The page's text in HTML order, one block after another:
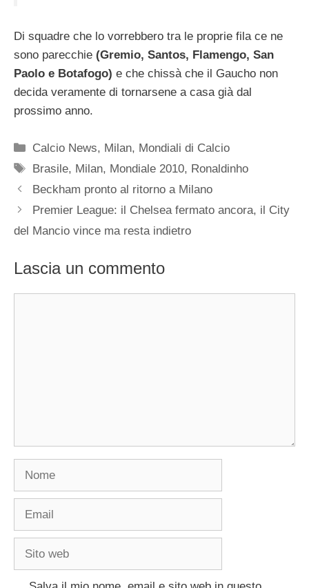
Di squadre che lo vorrebbero tra le proprie fila ce ne
sono parecchie (Gremio, Santos, Flamengo, San
Paolo e Botafogo) e che chissà che il Gaucho non
decida veramente di tornarsene a casa già dal
prossimo anno.
Categorie
Calcio News, Milan, Mondiali di Calcio
Tag
Brasile, Milan, Mondiale 2010, Ronaldinho
Beckham pronto al ritorno a Milano
Premier League: il Chelsea fermato ancora, il City
del Mancio vince ma resta indietro
Lascia un commento
Nome
Email
Sito